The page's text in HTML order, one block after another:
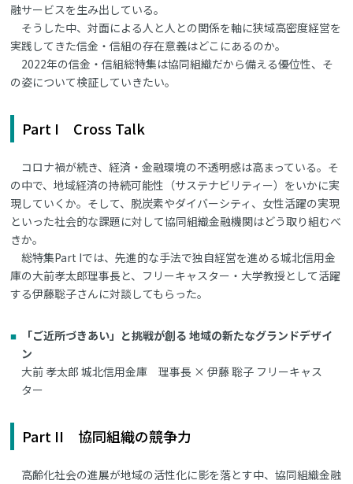
融サービスを生み出している。
そうした中、対面による人と人との関係を軸に狭域高密度経営を
実践してきた信金・信組の存在意義はどこにあるのか。
2022年の信金・信組総特集は協同組織だから備える優位性、そ
の姿について検証していきたい。
Part I Cross Talk
コロナ禍が続き、経済・金融環境の不透明感は高まっている。そ
の中で、地域経済の持続可能性（サステナビリティー）をいかに実
現していくか。そして、脱炭素やダイバーシティ、女性活躍の実現
といった社会的な課題に対して協同組織金融機関はどう取り組むべ
きか。
総特集Part Iでは、先進的な手法で独自経営を進める城北信用金
庫の大前孝太郎理事長と、フリーキャスター・大学教授として活躍
する伊藤聡子さんに対談してもらった。
「ご近所づきあい」と挑戦が創る 地域の新たなグランドデザイ
ン
大前 孝太郎 城北信用金庫 理事長 × 伊藤 聡子 フリーキャス
ター
Part II 協同組織の競争力
高齢化社会の進展が地域の活性化に影を落とす中、協同組織金融